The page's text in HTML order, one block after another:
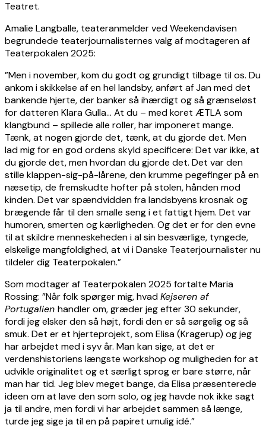
Teatret.
Amalie Langballe, teateranmelder ved Weekendavisen
begrundede teaterjournalisternes valg af modtageren af
Teaterpokalen 2025:
”Men i november, kom du godt og grundigt tilbage til os. Du
ankom i skikkelse af en hel landsby, anført af Jan med det
bankende hjerte, der banker så ihærdigt og så grænseløst
for datteren Klara Gulla… At du – med koret ÆTLA som
klangbund – spillede alle roller, har imponeret mange.
Tænk, at nogen gjorde det, tænk, at du gjorde det. Men
lad mig for en god ordens skyld specificere: Det var ikke, at
du gjorde det, men hvordan du gjorde det. Det var den
stille klappen-sig-på-lårene, den krumme pegefinger på en
næsetip, de fremskudte hofter på stolen, hånden mod
kinden. Det var spændvidden fra landsbyens krosnak og
brægende får til den smalle seng i et fattigt hjem. Det var
humoren, smerten og kærligheden. Og det er for den evne
til at skildre menneskeheden i al sin besværlige, tyngede,
elskelige mangfoldighed, at vi i Danske Teaterjournalister nu
tildeler dig Teaterpokalen.”
Som modtager af Teaterpokalen 2025 fortalte Maria
Rossing: ”Når folk spørger mig, hvadKejseren af
Portugalien handler om, græder jeg efter 30 sekunder,
fordi jeg elsker den så højt, fordi den er så sørgelig og så
smuk. Det er et hjerteprojekt, som Elisa (Kragerup) og jeg
har arbejdet med i syv år. Man kan sige, at det er
verdenshistoriens længste workshop og muligheden for at
udvikle originalitet og et særligt sprog er bare større, når
man har tid. Jeg blev meget bange, da Elisa præsenterede
ideen om at lave den som solo, og jeg havde nok ikke sagt
ja til andre, men fordi vi har arbejdet sammen så længe,
turde jeg sige ja til en på papiret umulig idé.”